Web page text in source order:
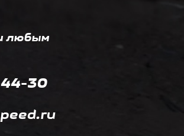
любым
30